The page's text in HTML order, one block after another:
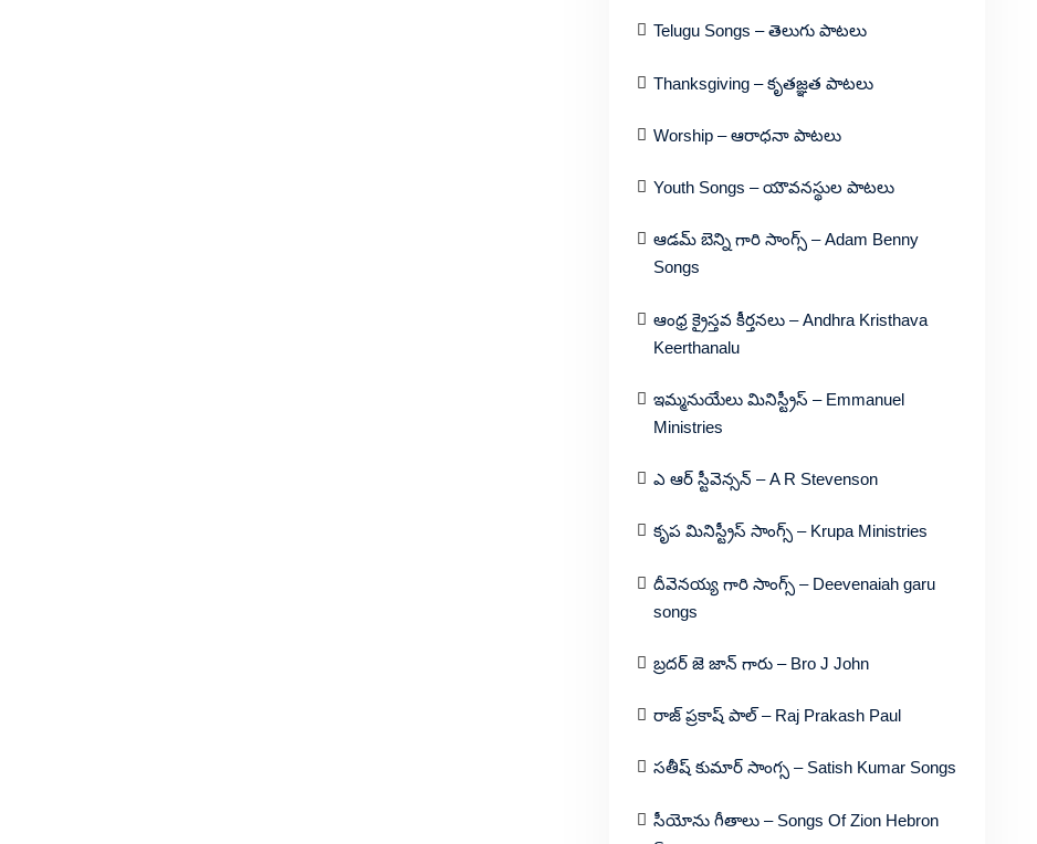
Telugu Songs – తెలుగు పాటలు
Thanksgiving – కృతజ్ఞత పాటలు
Worship – ఆరాధనా పాటలు
Youth Songs – యౌవనస్థుల పాటలు
ఆడమ్ బెన్ని గారి సాంగ్స్ – Adam Benny
Songs
ఆంధ్ర క్రైస్తవ కీర్తనలు – Andhra Kristhava
Keerthanalu
ఇమ్మనుయేలు మినిస్ట్రీస్ – Emmanuel
Ministries
ఎ ఆర్ స్టీవెన్సన్ – A R Stevenson
కృప మినిస్ట్రీస్ సాంగ్స్ – Krupa Ministries
దీవెనయ్య గారి సాంగ్స్ – Deevenaiah garu
songs
బ్రదర్ జె జాన్ గారు – Bro J John
రాజ్ ప్రకాష్ పాల్ – Raj Prakash Paul
సతీష్ కుమార్ సాంగ్స – Satish Kumar Songs
సీయోను గీతాలు – Songs Of Zion Hebron